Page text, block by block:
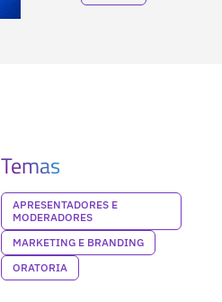
Temas
APRESENTADORES E
MODERADORES
MARKETING E BRANDING
ORATORIA